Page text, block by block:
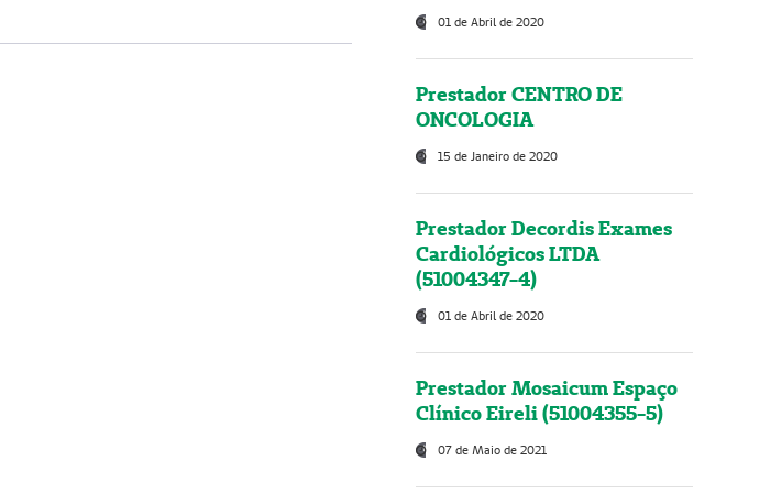
01 de Abril de 2020
Prestador CENTRO DE
ONCOLOGIA
15 de Janeiro de 2020
Prestador Decordis Exames
Cardiológicos LTDA
(51004347-4)
01 de Abril de 2020
Prestador Mosaicum Espaço
Clínico Eireli (51004355-5)
07 de Maio de 2021